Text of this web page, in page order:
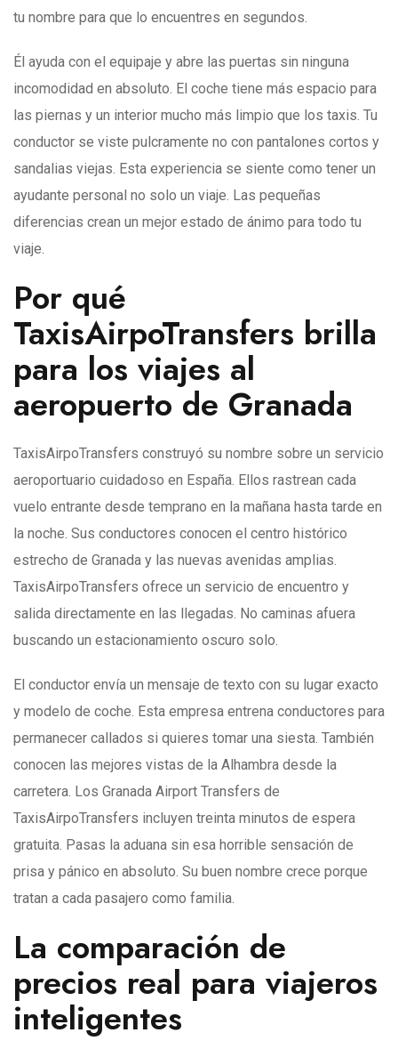
tu nombre para que lo encuentres en segundos.
Él ayuda con el equipaje y abre las puertas sin ninguna
incomodidad en absoluto. El coche tiene más espacio para
las piernas y un interior mucho más limpio que los taxis. Tu
conductor se viste pulcramente no con pantalones cortos y
sandalias viejas. Esta experiencia se siente como tener un
ayudante personal no solo un viaje. Las pequeñas
diferencias crean un mejor estado de ánimo para todo tu
viaje.
Por qué
TaxisAirpoTransfers brilla
para los viajes al
aeropuerto de Granada
TaxisAirpoTransfers construyó su nombre sobre un servicio
aeroportuario cuidadoso en España. Ellos rastrean cada
vuelo entrante desde temprano en la mañana hasta tarde en
la noche. Sus conductores conocen el centro histórico
estrecho de Granada y las nuevas avenidas amplias.
TaxisAirpoTransfers ofrece un servicio de encuentro y
salida directamente en las llegadas. No caminas afuera
buscando un estacionamiento oscuro solo.
El conductor envía un mensaje de texto con su lugar exacto
y modelo de coche. Esta empresa entrena conductores para
permanecer callados si quieres tomar una siesta. También
conocen las mejores vistas de la Alhambra desde la
carretera. Los Granada Airport Transfers de
TaxisAirpoTransfers incluyen treinta minutos de espera
gratuita. Pasas la aduana sin esa horrible sensación de
prisa y pánico en absoluto. Su buen nombre crece porque
tratan a cada pasajero como familia.
La comparación de
precios real para viajeros
inteligentes